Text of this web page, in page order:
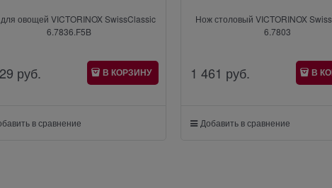
овощей VICTORINOX SwissClassic
6.7836.F5B
руб. В КОРЗИНУ
в сравнение
Нож столовый VICTORINOX
6.7803
1 461 руб. В
Добавить в сравнение